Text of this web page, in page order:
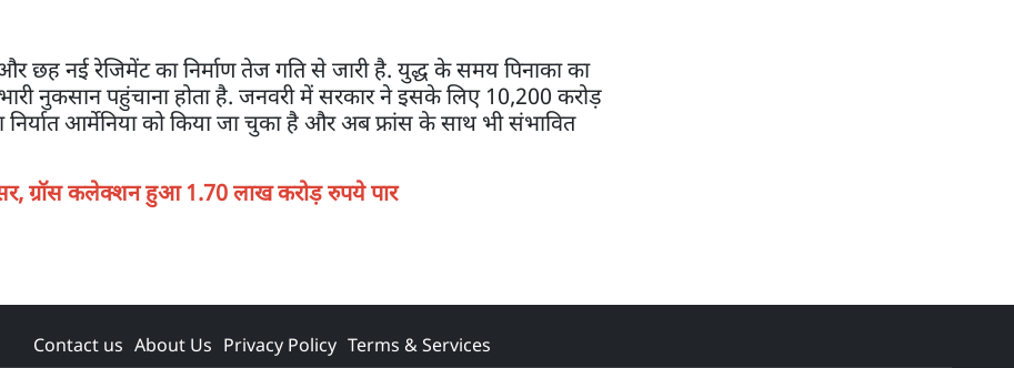
छह नई रेजिमेंट का निर्माण तेज गति से जारी है. युद्ध के समय पिनाका का
नुकसान पहुंचाना होता है. जनवरी में सरकार ने इसके लिए 10,200 करोड़
निर्यात आर्मेनिया को किया जा चुका है और अब फ्रांस के साथ भी संभावित
ग्रॉस कलेक्शन हुआ 1.70 लाख करोड़ रुपये पार
Contact us About Us Privacy Policy Terms & Services